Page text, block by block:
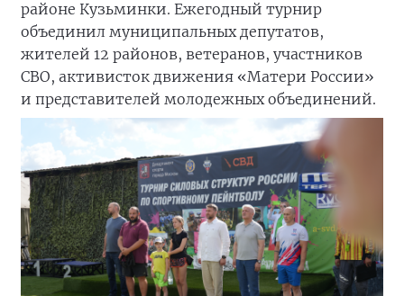
районе Кузьминки. Ежегодный турнир
объединил муниципальных депутатов,
жителей 12 районов, ветеранов, участников
СВО, активисток движения «Матери России»
и представителей молодежных объединений.